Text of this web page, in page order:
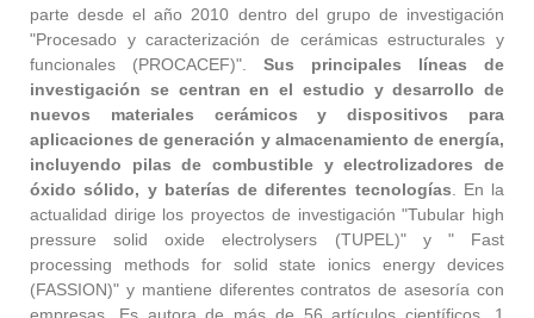
parte desde el año 2010 dentro del grupo de investigación
"Procesado y caracterización de cerámicas estructurales y
funcionales (PROCACEF)". Sus principales líneas de
investigación se centran en el estudio y desarrollo de
nuevos materiales cerámicos y dispositivos para
aplicaciones de generación y almacenamiento de energía,
incluyendo pilas de combustible y electrolizadores de
óxido sólido, y baterías de diferentes tecnologías . En la
actualidad dirige los proyectos de investigación "Tubular high
pressure solid oxide electrolysers (TUPEL)" y " Fast
processing methods for solid state ionics energy devices
(FASSION)" y mantiene diferentes contratos de asesoría con